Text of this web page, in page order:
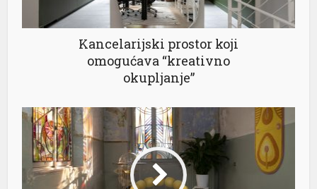
Kancelarijski prostor koji
omogućava “kreativno
okupljanje”